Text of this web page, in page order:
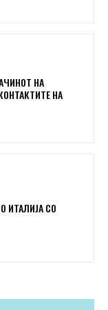
НА
НА
ИТАЛИЈА СО